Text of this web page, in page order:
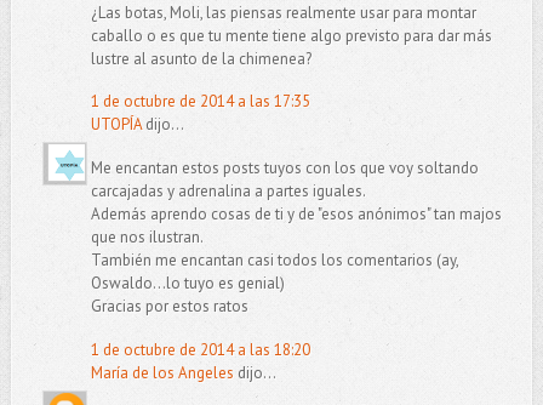
¿Las botas, Moli, las piensas realmente usar para montar
caballo o es que tu mente tiene algo previsto para dar más
lustre al asunto de la chimenea?
1 de octubre de 2014 a las 17:35
UTOPÍAdijo...
Me encantan estos posts tuyos con los que voy soltando
carcajadas y adrenalina a partes iguales.
Además aprendo cosas de ti y de "esos anónimos" tan majos
que nos ilustran.
También me encantan casi todos los comentarios (ay,
Oswaldo...lo tuyo es genial)
Gracias por estos ratos
1 de octubre de 2014 a las 18:20
María de los Angeles dijo...